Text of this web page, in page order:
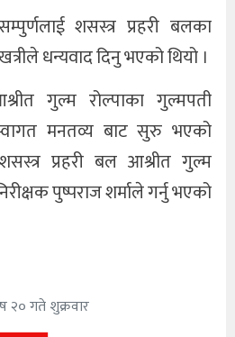
शसस्त्र प्रहरी बलका
धन्यवाद दिनु भएको थियो ।
गुल्म रोल्पाका गुल्मपती
मनतव्य बाट सुरु भएको
प्रहरी बल आश्रीत गुल्म
पुष्पराज शर्माले गर्नु भएको
२० गते शुक्रवार